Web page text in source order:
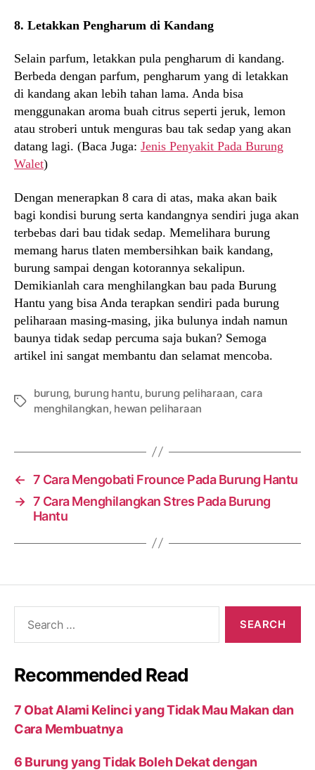
8. Letakkan Pengharum di Kandang
Selain parfum, letakkan pula pengharum di kandang.
Berbeda dengan parfum, pengharum yang di letakkan
di kandang akan lebih tahan lama. Anda bisa
menggunakan aroma buah citrus seperti jeruk, lemon
atau stroberi untuk menguras bau tak sedap yang akan
datang lagi. (Baca Juga: Jenis Penyakit Pada Burung
Walet)
Dengan menerapkan 8 cara di atas, maka akan baik
bagi kondisi burung serta kandangnya sendiri juga akan
terbebas dari bau tidak sedap. Memelihara burung
memang harus tlaten membersihkan baik kandang,
burung sampai dengan kotorannya sekalipun.
Demikianlah cara menghilangkan bau pada Burung
Hantu yang bisa Anda terapkan sendiri pada burung
peliharaan masing-masing, jika bulunya indah namun
baunya tidak sedap percuma saja bukan? Semoga
artikel ini sangat membantu dan selamat mencoba.
Tags
burung, burung hantu, burung peliharaan, cara
menghilangkan, hewan peliharaan
← 7 Cara Mengobati Frounce Pada Burung Hantu
→ 7 Cara Menghilangkan Stres Pada Burung
Hantu
Recommended Read
7 Obat Alami Kelinci yang Tidak Mau Makan dan
Cara Membuatnya
6 Burung yang Tidak Boleh Dekat dengan